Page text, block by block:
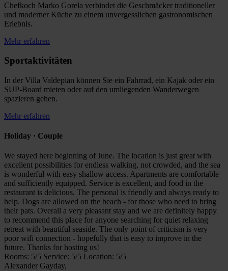
Chefkoch Marko Gorela verbindet die Geschmäcker traditioneller
und moderner Küche zu einem unvergesslichen gastronomischen
Erlebnis.
Mehr erfahren
Sportaktivitäten
In der Villa Valdepian können Sie ein Fahrrad, ein Kajak oder ein
SUP-Board mieten oder auf den umliegenden Wanderwegen
spazieren gehen.
Mehr erfahren
Holiday · Couple
We stayed here beginning of June. The location is just great with
excellent possibilities for endless walking, not crowded, and the sea
is wonderful with easy shallow access. Apartments are comfortable
and sufficiently equipped. Service is excellent, and food in the
restaurant is delicious. The personal is friendly and always ready to
help. Dogs are allowed on the beach - for those who need to bring
their pats. Overall a very pleasant stay and we are definitely happy
to recommend this place for anyone searching for quiet relaxing
retreat with beautiful seaside. The only point of criticism is very
poor wifi connection - hopefully that is easy to improve in the
future. Thanks for hosting us!
Rooms: 5/5 Service: 5/5 Location: 5/5
Alexander Gayday,